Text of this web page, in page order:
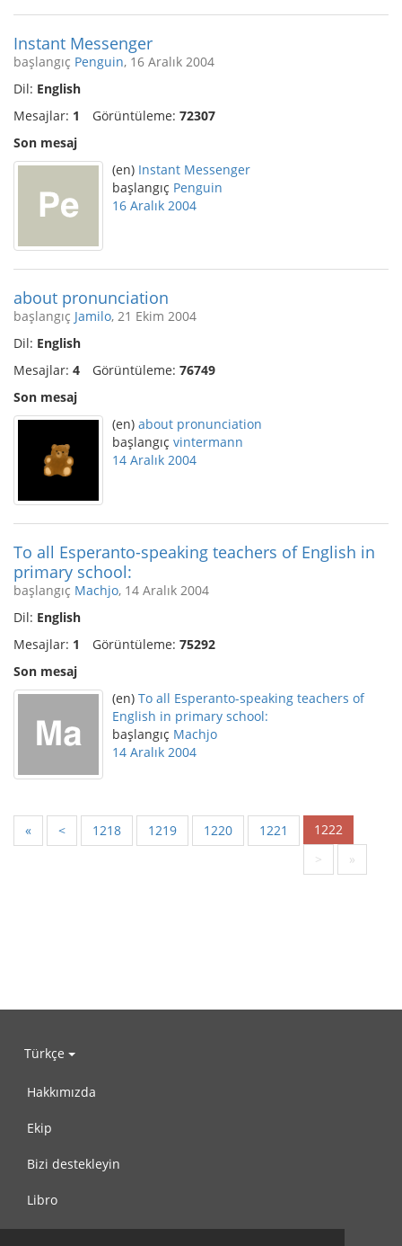
Instant Messenger
başlangıç Penguin, 16 Aralık 2004
Dil: English
Mesajlar: 1 Görüntüleme: 72307
Son mesaj
(en) Instant Messenger
başlangıç Penguin
16 Aralık 2004
about pronunciation
başlangıç Jamilo, 21 Ekim 2004
Dil: English
Mesajlar: 4 Görüntüleme: 76749
Son mesaj
(en) about pronunciation
başlangıç vintermann
14 Aralık 2004
To all Esperanto-speaking teachers of English in
primary school:
başlangıç Machjo, 14 Aralık 2004
Dil: English
Mesajlar: 1 Görüntüleme: 75292
Son mesaj
(en) To all Esperanto-speaking teachers of
English in primary school:
başlangıç Machjo
14 Aralık 2004
« < 1218 1219 1220 1221
1222
>
»
Türkçe
Hakkımızda
Ekip
Bizi destekleyin
Libro